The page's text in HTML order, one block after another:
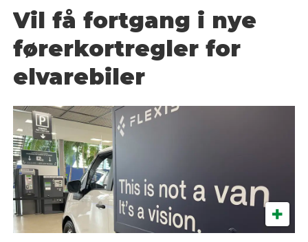
Vil få fortgang i nye
førerkortregler for
elvarebiler